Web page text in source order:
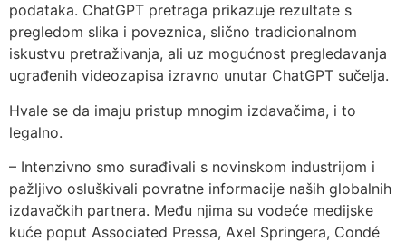
podataka. ChatGPT pretraga prikazuje rezultate s
pregledom slika i poveznica, slično tradicionalnom
iskustvu pretraživanja, ali uz mogućnost pregledavanja
ugrađenih videozapisa izravno unutar ChatGPT sučelja.
Hvale se da imaju pristup mnogim izdavačima, i to
legalno.
– Intenzivno smo surađivali s novinskom industrijom i
pažljivo osluškivali povratne informacije naših globalnih
izdavačkih partnera. Među njima su vodeće medijske
kuće poput Associated Pressa, Axel Springera, Condé